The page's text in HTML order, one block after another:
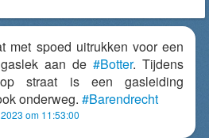
met spoed uitrukken voor een
aan de #Botter. Tijdens
op straat is een gasleiding
onderweg. #Barendrecht
om 11:53:00